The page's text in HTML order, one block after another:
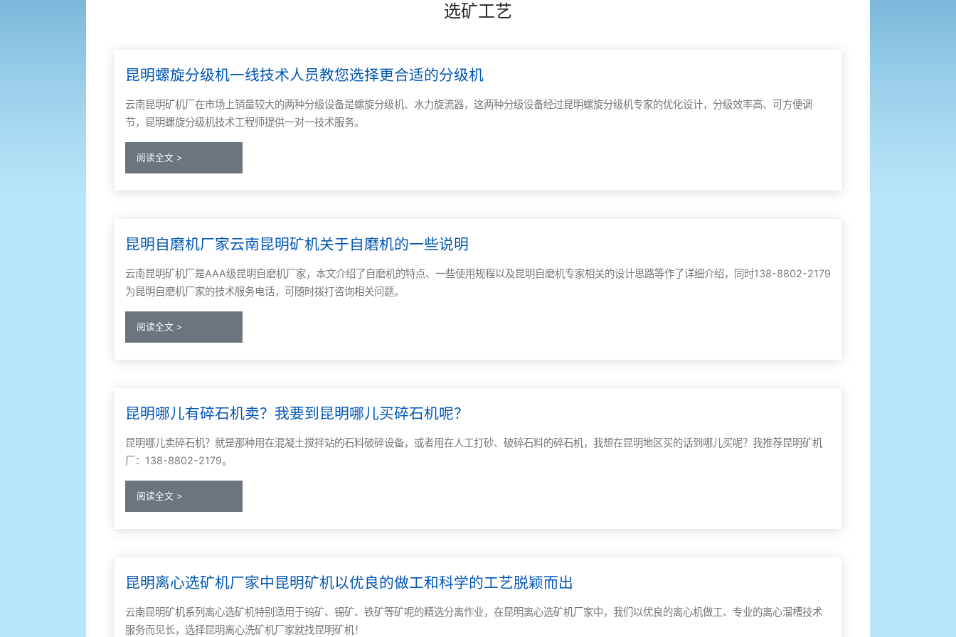
选矿工艺
昆明螺旋分级机一线技术人员教您选择更合适的分级机
云南昆明矿机厂在市场上销量较大的两种分级设备是螺旋分级机、水力旋流器，这两种分级设备经过昆明螺旋分级机专家的优化设计，分级效率高、可方便调
节，昆明螺旋分级机技术工程师提供一对一技术服务。
阅读全文 >
昆明自磨机厂家云南昆明矿机关于自磨机的一些说明
云南昆明矿机厂是AAA级昆明自磨机厂家，本文介绍了自磨机的特点、一些使用规程以及昆明自磨机专家相关的设计思路等作了详细介绍，同时138-8802-2179
为昆明自磨机厂家的技术服务电话，可随时拨打咨询相关问题。
阅读全文 >
昆明哪儿有碎石机卖？我要到昆明哪儿买碎石机呢？
昆明哪儿卖碎石机？就是那种用在混凝土搅拌站的石料破碎设备，或者用在人工打砂、破碎石料的碎石机，我想在昆明地区买的话到哪儿买呢？我推荐昆明矿机
厂：138-8802-2179。
阅读全文 >
昆明离心选矿机厂家中昆明矿机以优良的做工和科学的工艺脱颖而出
云南昆明矿机系列离心选矿机特别适用于钨矿、锡矿、铁矿等矿呢的精选分离作业，在昆明离心选矿机厂家中，我们以优良的离心机做工、专业的离心溜槽技术
服务而见长，选择昆明离心洗矿机厂家就找昆明矿机！